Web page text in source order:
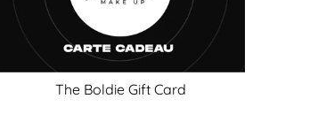
The Boldie Gift Card